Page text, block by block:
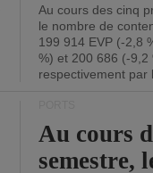
Au cours des cinq
le nombre de
199 914 EVP (-2,8
%) et 200 686 (-9,2
respectivement par
Au cours
semestre,